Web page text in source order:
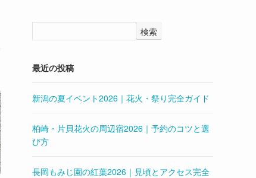
検索
最近の投稿
新潟の夏イベント2026｜花火・祭り完全ガイド
柏崎・片貝花火の周辺宿2026｜予約のコツと選
び方
長岡もみじ園の紅葉2026｜見頃とアクセス完全